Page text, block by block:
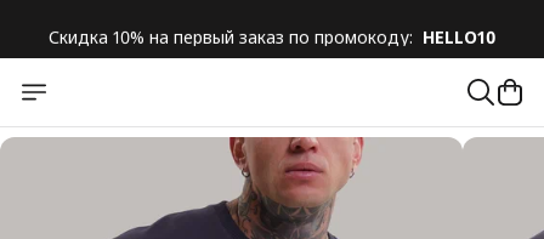
Скидка 10% на первый заказ по промокоду: HELLO10